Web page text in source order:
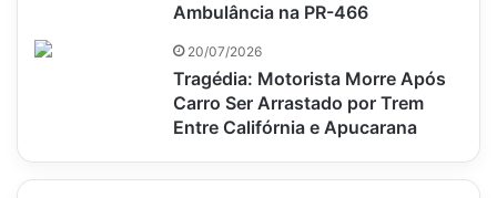
Ambulância na PR-466
20/07/2026
Tragédia: Motorista Morre Após
Carro Ser Arrastado por Trem
Entre Califórnia e Apucarana